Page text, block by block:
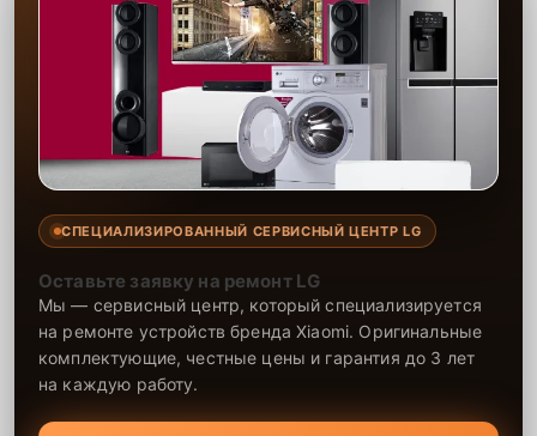
СПЕЦИАЛИЗИРОВАННЫЙ СЕРВИСНЫЙ ЦЕНТР LG
Оставьте заявку на ремонт LG
Мы — сервисный центр, который специализируется
на ремонте устройств бренда Xiaomi. Оригинальные
комплектующие, честные цены и гарантия до 3 лет
на каждую работу.